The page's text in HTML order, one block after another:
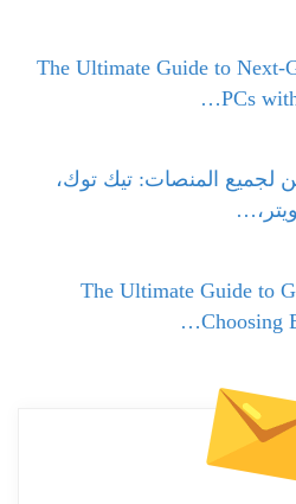
The Ultimate Guide to Next-
PCs
لجميع المنصات: تيك توك،
The Ultimate Guide to
Choosing